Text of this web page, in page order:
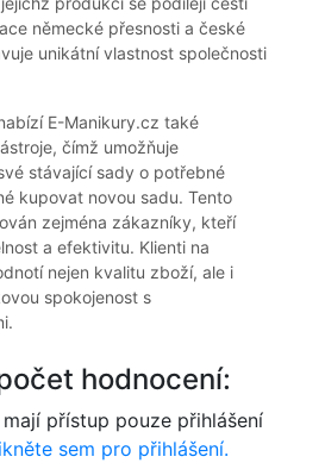
německé přesnosti a české
unikátní vlastnost společnosti
E-Manikury.cz také
čímž umožňuje
stávající sady o potřebné
kupovat novou sadu. Tento
zejména zákazníky, kteří
a efektivitu. Klienti na
nejen kvalitu zboží, ale i
spokojenost s
hodnocení:
přístup pouze přihlášení
sem pro přihlášení.